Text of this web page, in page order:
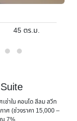
ชั้น 18
ช่าใน คอนโด สีลม สวีท
ศ (ช่วงราคา 15,000 –